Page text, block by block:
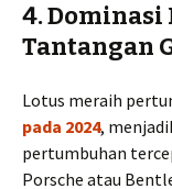
4. Dominasi
Tantangan
Lotus meraih
pada 2024,
pertumbuhan
Porsche atau